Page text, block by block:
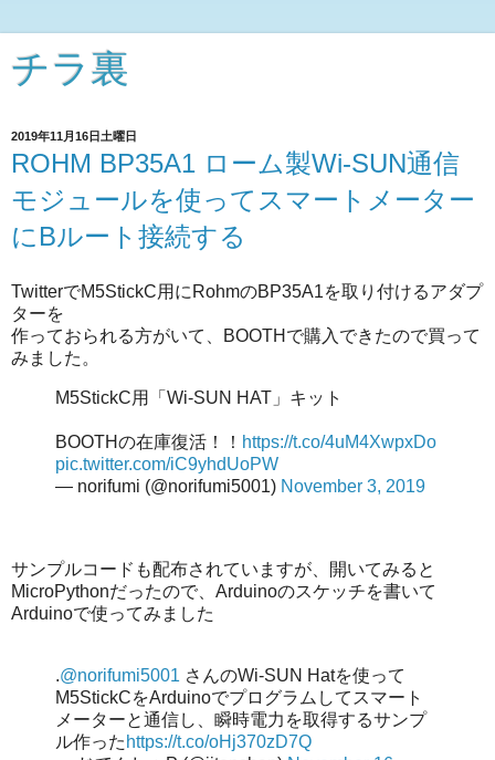
チラ裏
2019年11月16日土曜日
ROHM BP35A1 ローム製Wi-SUN通信
モジュールを使ってスマートメーター
にBルート接続する
TwitterでM5StickC用にRohmのBP35A1を取り付けるアダプ
ターを
作っておられる方がいて、BOOTHで購入できたので買って
みました。
M5StickC用「Wi-SUN HAT」キット
BOOTHの在庫復活！！ https://t.co/4uM4XwpxDo
pic.twitter.com/iC9yhdUoPW
— norifumi (@norifumi5001) November 3, 2019
サンプルコードも配布されていますが、開いてみると
MicroPythonだったので、Arduinoのスケッチを書いて
Arduinoで使ってみました
.@norifumi5001 さんのWi-SUN Hatを使って
M5StickCをArduinoでプログラムしてスマート
メーターと通信し、瞬時電力を取得するサンプ
ル作った https://t.co/oHj370zD7Q